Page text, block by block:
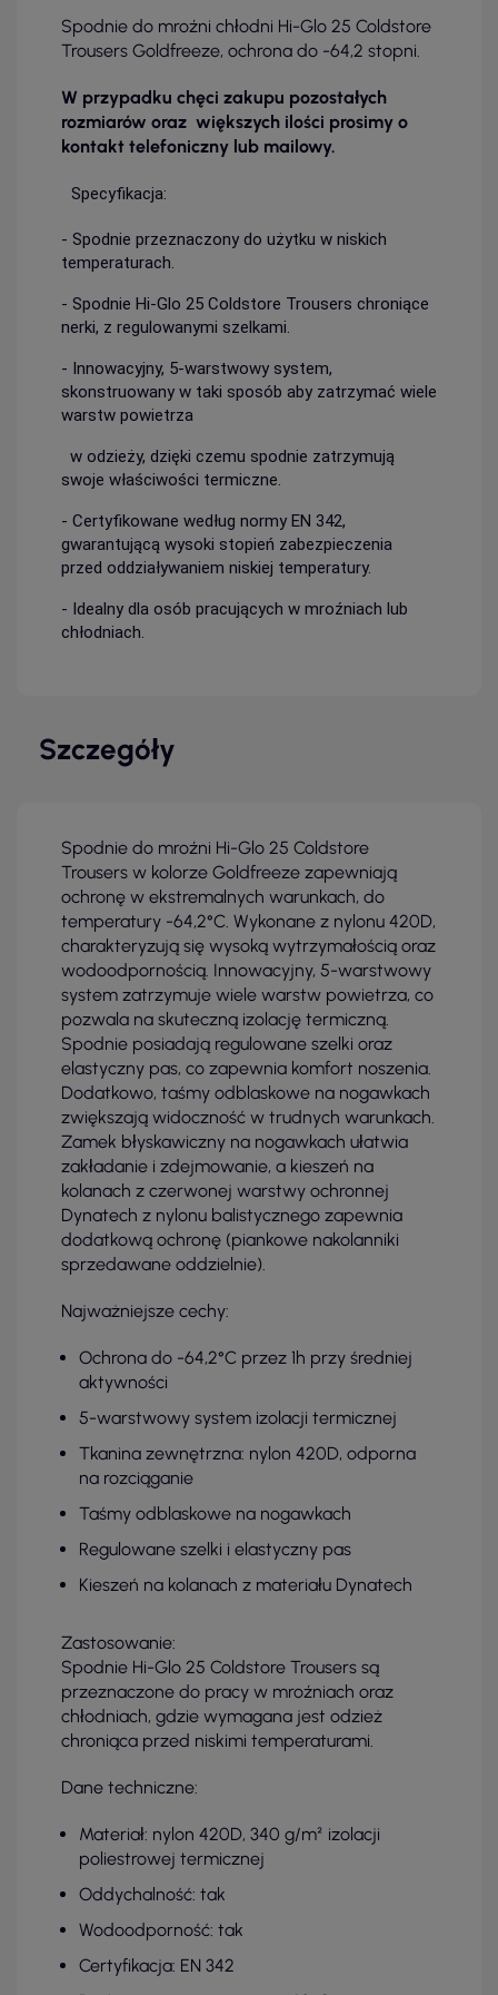
Spodnie do mroźni chłodni Hi-Glo 25 Coldstore
Trousers Goldfreeze, ochrona do -64,2 stopni.
W przypadku chęci zakupu pozostałych
rozmiarów oraz większych ilości prosimy o
kontakt telefoniczny lub mailowy.
Specyfikacja:
- Spodnie przeznaczony do użytku w niskich
temperaturach.
- Spodnie Hi-Glo 25 Coldstore Trousers chroniące
nerki, z regulowanymi szelkami.
- Innowacyjny, 5-warstwowy system,
skonstruowany w taki sposób aby zatrzymać wiele
warstw powietrza
w odzieży, dzięki czemu spodnie zatrzymują
swoje właściwości termiczne.
- Certyfikowane według normy EN 342,
gwarantującą wysoki stopień zabezpieczenia
przed oddziaływaniem niskiej temperatury.
- Idealny dla osób pracujących w mroźniach lub
chłodniach.
Szczegóły
Spodnie do mroźni Hi-Glo 25 Coldstore
Trousers w kolorze Goldfreeze zapewniają
ochronę w ekstremalnych warunkach, do
temperatury -64,2°C. Wykonane z nylonu 420D,
charakteryzują się wysoką wytrzymałością oraz
wodoodpornością. Innowacyjny, 5-warstwowy
system zatrzymuje wiele warstw powietrza, co
pozwala na skuteczną izolację termiczną.
Spodnie posiadają regulowane szelki oraz
elastyczny pas, co zapewnia komfort noszenia.
Dodatkowo, taśmy odblaskowe na nogawkach
zwiększają widoczność w trudnych warunkach.
Zamek błyskawiczny na nogawkach ułatwia
zakładanie i zdejmowanie, a kieszeń na
kolanach z czerwonej warstwy ochronnej
Dynatech z nylonu balistycznego zapewnia
dodatkową ochronę (piankowe nakolanniki
sprzedawane oddzielnie).
Najważniejsze cechy:
Ochrona do -64,2°C przez 1h przy średniej
aktywności
5-warstwowy system izolacji termicznej
Tkanina zewnętrzna: nylon 420D, odporna
na rozciąganie
Taśmy odblaskowe na nogawkach
Regulowane szelki i elastyczny pas
Kieszeń na kolanach z materiału Dynatech
Zastosowanie:
Spodnie Hi-Glo 25 Coldstore Trousers są
przeznaczone do pracy w mroźniach oraz
chłodniach, gdzie wymagana jest odzież
chroniąca przed niskimi temperaturami.
Dane techniczne:
Materiał: nylon 420D, 340 g/m² izolacji
poliestrowej termicznej
Oddychalność: tak
Wodoodporność: tak
Certyfikacja: EN 342